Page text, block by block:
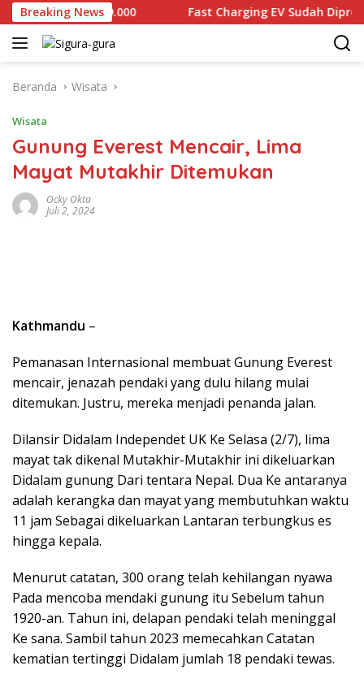
Langsung
ke
konten
Breaking News
Rp2.679.000 Fast Charging EV Sudah Diproduksi
Beranda Wisata
Wisata
Gunung Everest Mencair, Lima
Mayat Mutakhir Ditemukan
Ocky Okta
Juli 2, 2024
Kathmandu –
Pemanasan Internasional membuat Gunung Everest
mencair, jenazah pendaki yang dulu hilang mulai
ditemukan. Justru, mereka menjadi penanda jalan.
Dilansir Didalam Independet UK Ke Selasa (2/7), lima
mayat tak dikenal Mutakhir-Mutakhir ini dikeluarkan
Didalam gunung Dari tentara Nepal. Dua Ke antaranya
adalah kerangka dan mayat yang membutuhkan waktu
11 jam Sebagai dikeluarkan Lantaran terbungkus es
hingga kepala.
Menurut catatan, 300 orang telah kehilangan nyawa
Pada mencoba mendaki gunung itu Sebelum tahun
1920-an. Tahun ini, delapan pendaki telah meninggal
Ke sana. Sambil tahun 2023 memecahkan Catatan
kematian tertinggi Didalam jumlah 18 pendaki tewas.